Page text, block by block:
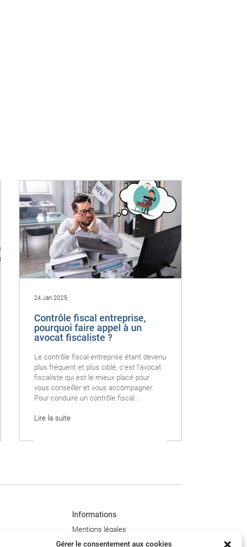
Gérer le consentement aux cookies
Contrôle fiscal entreprise,
pourquoi faire appel à un
avocat fiscaliste ?
Le contrôle fiscal entreprise étant devenu
plus fréquent et plus ciblé, c’est l’avocat
fiscaliste qui est le mieux placé pour
vous conseiller et vous accompagner.
Pour conduire un contrôle fiscal...
Lire la suite
24 Jan 2025
Informations
Mentions légales
Politique de confidentialité